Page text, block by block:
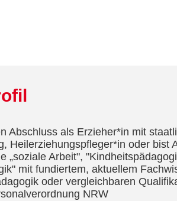
Abschluss als Erzieher*in mit
Heilerziehungspfleger*in oder bist
„soziale Arbeit",
mit fundiertem, aktuellem
oder vergleichbaren
NRW